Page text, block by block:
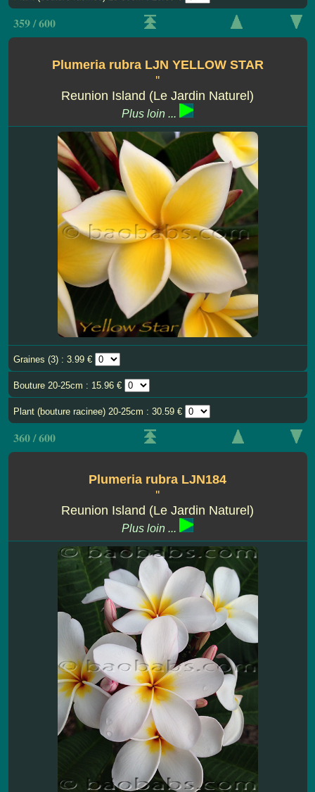
359 / 600
Plumeria rubra LJN YELLOW STAR
''
Reunion Island (Le Jardin Naturel)
Plus loin ...
Graines (3) : 3.99 €
Bouture 20-25cm : 15.96 €
Plant (bouture racinee) 20-25cm : 30.59 €
360 / 600
Plumeria rubra LJN184
''
Reunion Island (Le Jardin Naturel)
Plus loin ...